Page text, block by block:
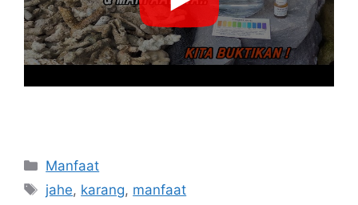
Categories
Manfaat
Tags
jahe, karang, manfaat